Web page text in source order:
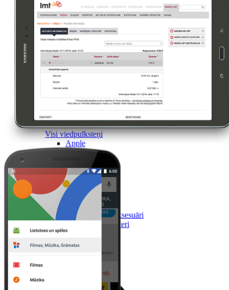
Visi viedpulksteņi
Apple
Garmin
Huawei
Samsung
Google
Piederumi
Viedpulksteņu aksesuāri
Lādētāji un adapteri
Viedierīces